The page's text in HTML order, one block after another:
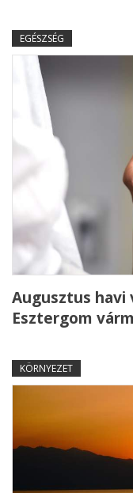
EGÉSZSÉG
Augusztus havi
Esztergom
KÖRNYEZET